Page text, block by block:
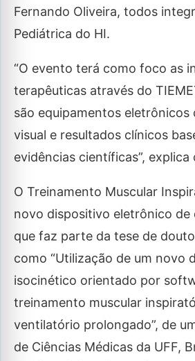
Fernando Oliveira, todos
Pediátrica do HI.
“O evento terá como foco as
terapêuticas através do
são equipamentos eletrônicos
visual e resultados clínicos
evidências científicas”, explica
O Treinamento Muscular
novo dispositivo eletrônico de
que faz parte da tese de
como “Utilização de um novo
isocinético orientado por
treinamento muscular
ventilatório prolongado”, de
de Ciências Médicas da UFF,